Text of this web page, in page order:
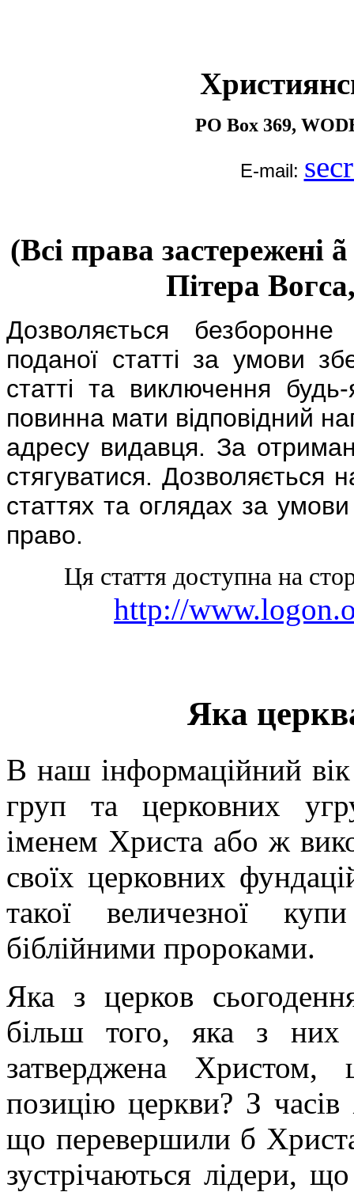
PO Box 369,
E-mail:
(Всі права застережені ã
Пітера
Дозволяється
поданої статті за умови
статті та виключення
повинна мати відповідний
адресу видавця. За
стягуватися. Дозволяється
статтях та оглядах за
право.
Ця стаття доступна на
http://
Яка
В наш інформаційний вік
груп та церковних
іменем Христа або ж
своїх церковних
такої величезної
біблійними пророками.
Яка з церков
більш того, яка з них
затверджена Христом,
позицію церкви? З
що перевершили б
зустрічаються лідери,